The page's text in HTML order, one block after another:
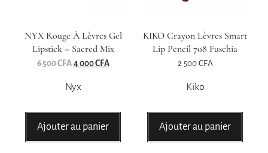
NYX Rouge À Lèvres Gel
Lipstick – Sacred Mix
6 500CFA 4 000CFA
Nyx
Ajouter au panier
KIKO Crayon Lèvres Smart
Lip Pencil 708 Fuschia
2 500 CFA
Kiko
Ajouter au panier